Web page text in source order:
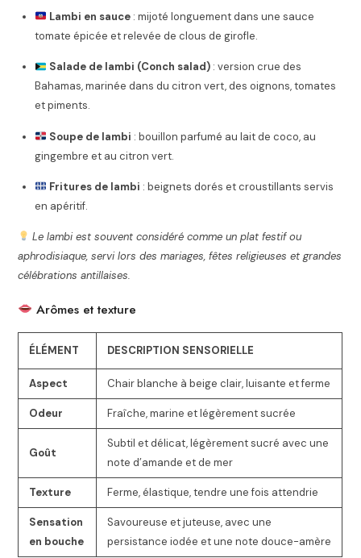
Lambi en sauce : mijoté longuement dans une sauce
tomate épicée et relevée de clous de girofle.
Salade de lambi (Conch salad) : version crue des
Bahamas, marinée dans du citron vert, des oignons, tomates
et piments.
Soupe de lambi : bouillon parfumé au lait de coco, au
gingembre et au citron vert.
Fritures de lambi : beignets dorés et croustillants servis
en apéritif.
Le lambi est souvent considéré comme un plat festif ou
aphrodisiaque, servi lors des mariages, fêtes religieuses et grandes
célébrations antillaises.
Arômes et texture
ÉLÉMENT DESCRIPTION SENSORIELLE
Aspect Chair blanche à beige clair, luisante et ferme
Odeur Fraîche, marine et légèrement sucrée
Goût
Subtil et délicat, légèrement sucré avec une
note d’amande et de mer
Texture Ferme, élastique, tendre une fois attendrie
Sensation
en bouche
Savoureuse et juteuse, avec une
persistance iodée et une note douce-amère